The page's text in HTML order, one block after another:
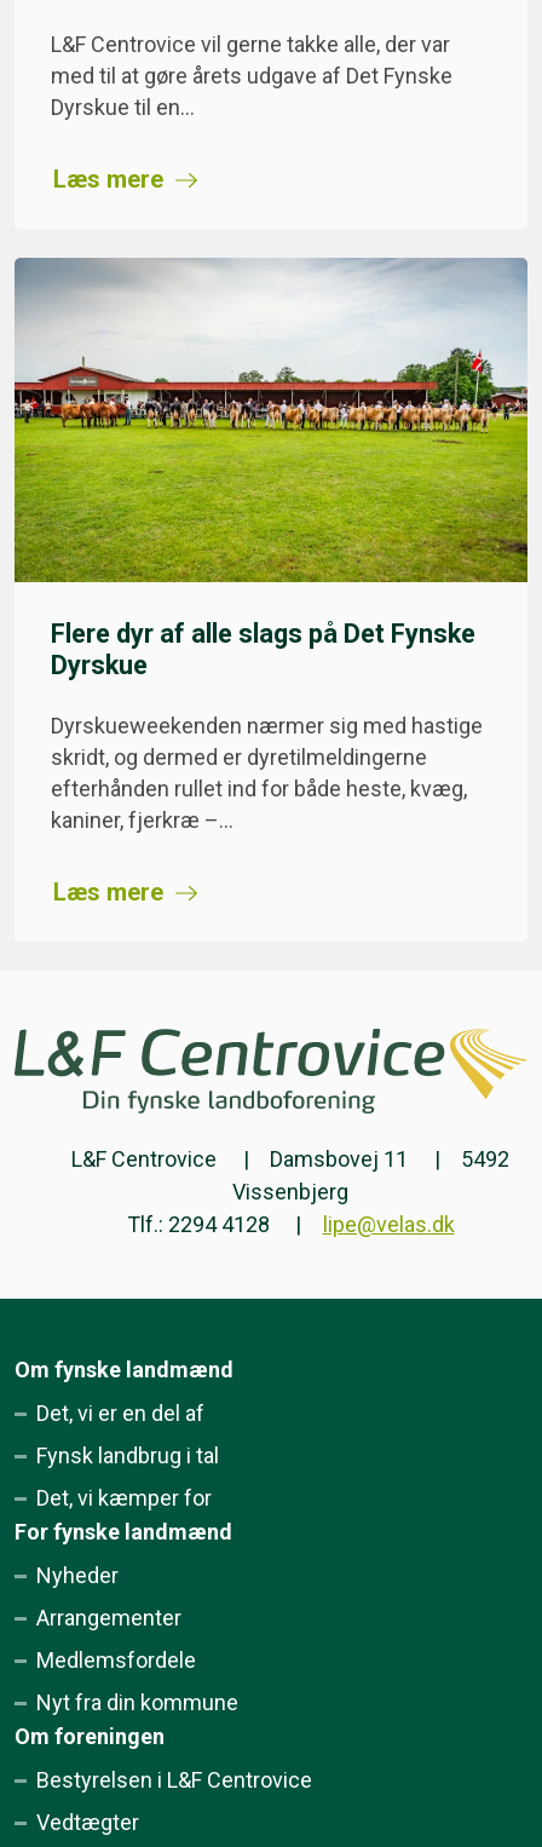
L&F Centrovice vil gerne takke alle, der var
med til at gøre årets udgave af Det Fynske
Dyrskue til en…
Læs mere
Flere dyr af alle slags på Det Fynske
Dyrskue
Dyrskueweekenden nærmer sig med hastige
skridt, og dermed er dyretilmeldingerne
efterhånden rullet ind for både heste, kvæg,
kaniner, fjerkræ –…
Læs mere
L&F Centrovice Damsbovej 11
5492
Vissenbjerg
Tlf.: 2294 4128
lipe@velas.dk
Om fynske landmænd
Det, vi er en del af
Fynsk landbrug i tal
Det, vi kæmper for
For fynske landmænd
Nyheder
Arrangementer
Medlemsfordele
Nyt fra din kommune
Om foreningen
Bestyrelsen i L&F Centrovice
Vedtægter